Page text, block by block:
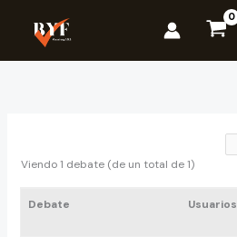
contenido
Viendo 1 debate (de un total de 1)
Debate Usuarios